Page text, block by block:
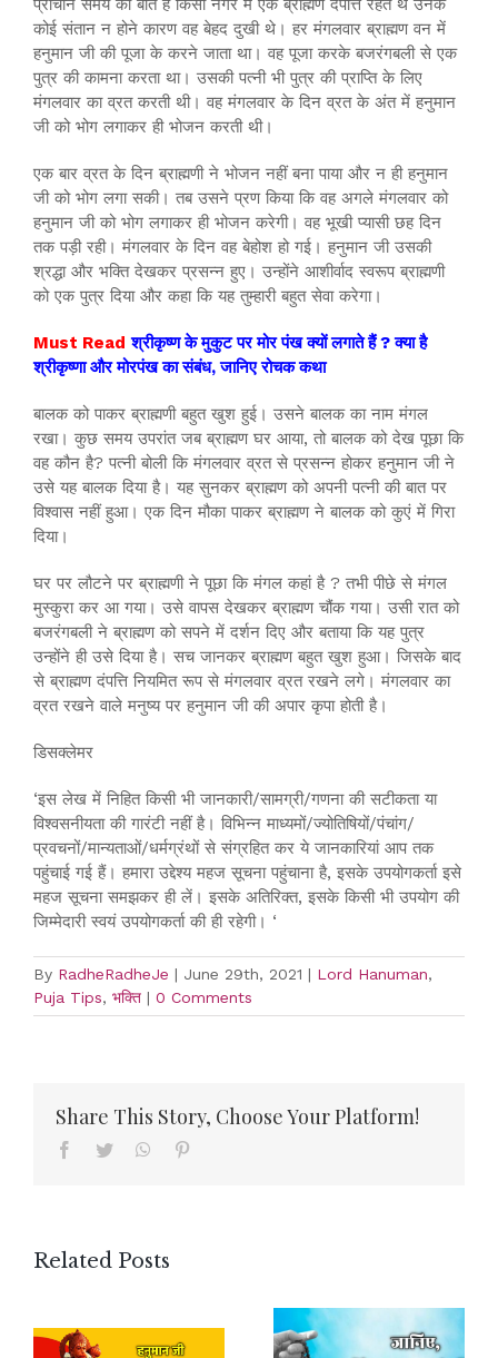
प्राचीन समय की बात है किसी नगर में एक ब्राह्मण दंपत्ति रहते थे उनके
कोई संतान न होने कारण वह बेहद दुखी थे। हर मंगलवार ब्राह्मण वन में
हनुमान जी की पूजा के करने जाता था। वह पूजा करके बजरंगबली से एक
पुत्र की कामना करता था। उसकी पत्नी भी पुत्र की प्राप्ति के लिए
मंगलवार का व्रत करती थी। वह मंगलवार के दिन व्रत के अंत में हनुमान
जी को भोग लगाकर ही भोजन करती थी।
एक बार व्रत के दिन ब्राह्मणी ने भोजन नहीं बना पाया और न ही हनुमान
जी को भोग लगा सकी। तब उसने प्रण किया कि वह अगले मंगलवार को
हनुमान जी को भोग लगाकर ही भोजन करेगी। वह भूखी प्यासी छह दिन
तक पड़ी रही। मंगलवार के दिन वह बेहोश हो गई। हनुमान जी उसकी
श्रद्धा और भक्ति देखकर प्रसन्न हुए। उन्होंने आशीर्वाद स्वरूप ब्राह्मणी
को एक पुत्र दिया और कहा कि यह तुम्हारी बहुत सेवा करेगा।
Must Read श्रीकृष्ण के मुकुट पर मोर पंख क्यों लगाते हैं ? क्या है
श्रीकृष्णा और मोरपंख का संबंध, जानिए रोचक कथा
बालक को पाकर ब्राह्मणी बहुत खुश हुई। उसने बालक का नाम मंगल
रखा। कुछ समय उपरांत जब ब्राह्मण घर आया, तो बालक को देख पूछा कि
वह कौन है? पत्नी बोली कि मंगलवार व्रत से प्रसन्न होकर हनुमान जी ने
उसे यह बालक दिया है। यह सुनकर ब्राह्मण को अपनी पत्नी की बात पर
विश्वास नहीं हुआ। एक दिन मौका पाकर ब्राह्मण ने बालक को कुएं में गिरा
दिया।
घर पर लौटने पर ब्राह्मणी ने पूछा कि मंगल कहां है ? तभी पीछे से मंगल
मुस्कुरा कर आ गया। उसे वापस देखकर ब्राह्मण चौंक गया। उसी रात को
बजरंगबली ने ब्राह्मण को सपने में दर्शन दिए और बताया कि यह पुत्र
उन्होंने ही उसे दिया है। सच जानकर ब्राह्मण बहुत खुश हुआ। जिसके बाद
से ब्राह्मण दंपत्ति नियमित रूप से मंगलवार व्रत रखने लगे। मंगलवार का
व्रत रखने वाले मनुष्य पर हनुमान जी की अपार कृपा होती है।
डिसक्लेमर
‘इस लेख में निहित किसी भी जानकारी/सामग्री/गणना की सटीकता या
विश्वसनीयता की गारंटी नहीं है। विभिन्न माध्यमों/ज्योतिषियों/पंचांग/
प्रवचनों/मान्यताओं/धर्मग्रंथों से संग्रहित कर ये जानकारियां आप तक
पहुंचाई गई हैं। हमारा उद्देश्य महज सूचना पहुंचाना है, इसके उपयोगकर्ता इसे
महज सूचना समझकर ही लें। इसके अतिरिक्त, इसके किसी भी उपयोग की
जिम्मेदारी स्वयं उपयोगकर्ता की ही रहेगी। ‘
By RadheRadheJe | June 29th, 2021 | Lord Hanuman,
Puja Tips, भक्ति | 0 Comments
Share This Story, Choose Your Platform!
Facebook
Twitter WhatsApp
Related Posts